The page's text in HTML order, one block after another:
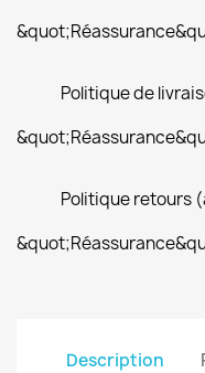
Politique de
Politique retours
Description